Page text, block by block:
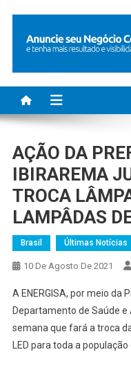
AÇÃO DA
IBIRAREMA
TROCA
LAMPÂDAS
Brasil Últimas Notícias
10 De Agosto De 2021
A ENERGISA, por meio da
Departamento de Saúde
semana que fará a troca
LED para toda a